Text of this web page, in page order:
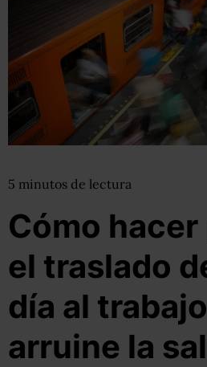
5 minutos de lectura
Cómo hacer
el traslado
día al
arruine la